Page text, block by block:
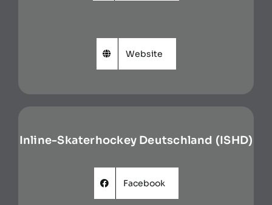
Website
Inline-Skaterhockey Deutschland (ISHD)
Facebook